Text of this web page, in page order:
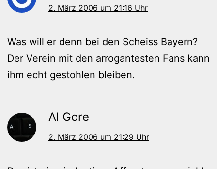
2. März 2006 um 21:16 Uhr
Was will er denn bei den Scheiss Bayern?
Der Verein mit den arrogantesten Fans kann
ihm echt gestohlen bleiben.
Al Gore
2. März 2006 um 21:29 Uhr